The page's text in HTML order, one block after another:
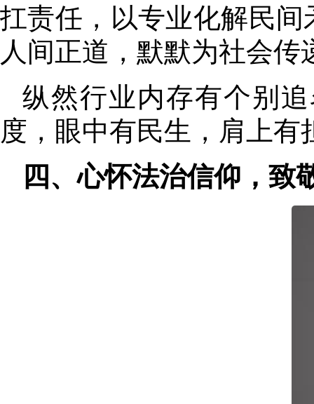
扛责任，以专业化解民间
人间正道，默默为社会传
纵然行业内存有个别
度 ， 眼中有民生，肩上有
四、心怀法治信仰 ， 致